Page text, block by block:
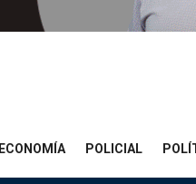
ECONOMÍA POLICIAL